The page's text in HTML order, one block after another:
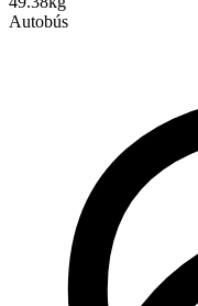
Autobús